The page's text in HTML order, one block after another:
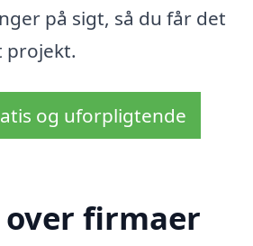
på sigt, så du får det
projekt.
og uforpligtende
firmaer